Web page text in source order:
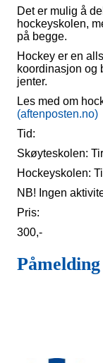
Det er mulig å
hockeyskolen,
på begge.
Hockey er en
koordinasjon og
jenter.
Les med om
(aftenposten.no)
Tid:
Skøyteskolen:
Hockeyskolen:
NB! Ingen
Pris:
300,-